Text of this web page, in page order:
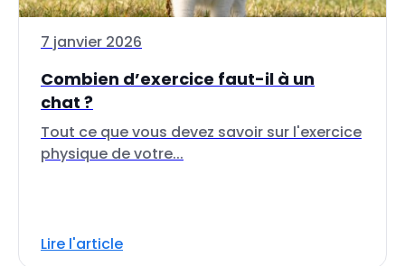
7 janvier 2026
Combien d’exercice faut-il à un
chat ?
Tout ce que vous devez savoir sur l'exercice
physique de votre...
Lire l'article